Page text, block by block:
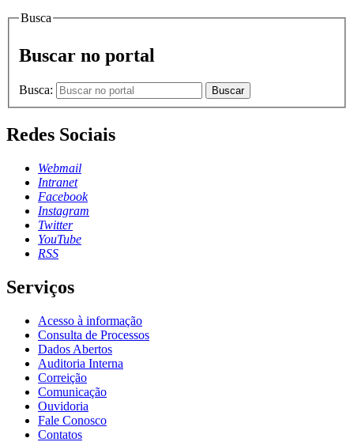
Busca
Buscar no portal
Busca: Buscar
Redes Sociais
Webmail
Intranet
Facebook
Instagram
Twitter
YouTube
RSS
Serviços
Acesso à informação
Consulta de Processos
Dados Abertos
Auditoria Interna
Correição
Comunicação
Ouvidoria
Fale Conosco
Contatos